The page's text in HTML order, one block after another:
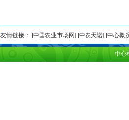
友情链接： [中国农业市场网] [中农天诺] [中心概
中心